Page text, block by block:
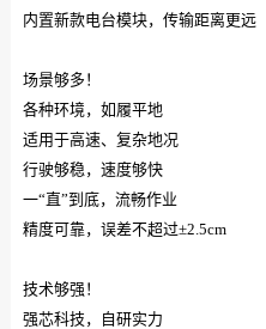
内置新款电台模块，传输距离更远
场景够多！
各种环境，如履平地
适用于高速、复杂地况
行驶够稳，速度够快
一“直”到底，流畅作业
精度可靠，误差不超过±2.5cm
技术够强！
强芯科技，自研实力